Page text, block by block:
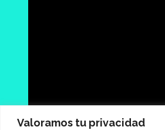
Valoramos tu privacidad